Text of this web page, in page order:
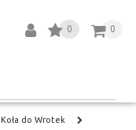
0
0
Koła do Wrotek